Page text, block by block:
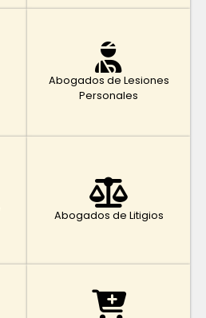
Abogados de Lesiones
Personales
Abogados de Litigios